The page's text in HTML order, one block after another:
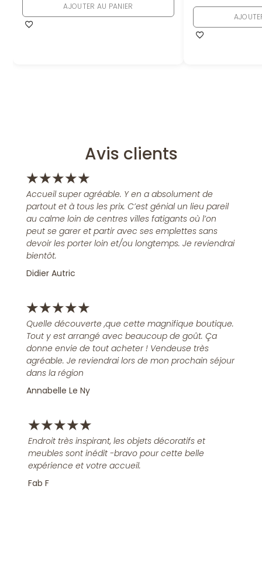
AJOUTER AU PANIER
Avis clients
★★★★★
Accueil super agréable. Y en a absolument de
partout et à tous les prix. C’est génial un lieu pareil
au calme loin de centres villes fatigants où l’on
peut se garer et partir avec ses emplettes sans
devoir les porter loin et/ou longtemps. Je reviendrai
bientôt.
Didier Autric
★★★★★
Quelle découverte ,que cette magnifique boutique.
Tout y est arrangé avec beaucoup de goût. Ça
donne envie de tout acheter ! Vendeuse très
agréable. Je reviendrai lors de mon prochain séjour
dans la région
Annabelle Le Ny
★★★★★
Endroit très inspirant, les objets décoratifs et
meubles sont inédit -bravo pour cette belle
expérience et votre accueil.
Fab F